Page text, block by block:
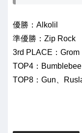
優勝：Alkolil
準優勝：Zip Rock
3rd PLACE：Grom
TOP4：Bumblebee
TOP8：Gun、